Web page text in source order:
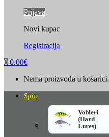
Prijava
Novi kupac
Registracija
0 0.00€
Nema proizvoda u košarici.
Spin
Vobleri
(Hard
Lures)